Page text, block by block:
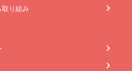
り組み